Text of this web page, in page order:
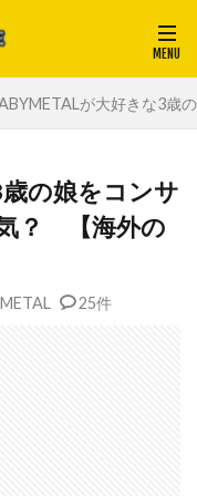
が大好きな3歳
の娘をコンサ
？ 【海外の
25件